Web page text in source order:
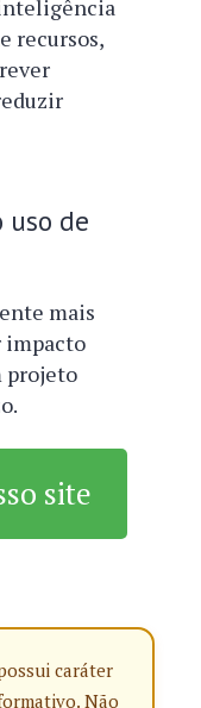
recursos,
uso de
mais
impacto
projeto
site
caráter
Não